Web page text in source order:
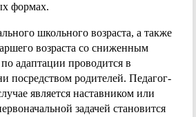
формах.
школьного возраста, а также
возраста со сниженным
адаптации проводится в
посредством родителей. Педагог-
является наставником или
задачей становится